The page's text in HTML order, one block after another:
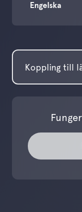
Engelska
Koppling till